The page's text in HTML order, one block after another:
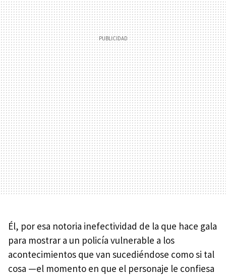
Él, por esa notoria inefectividad de la que hace gala
para mostrar a un policía vulnerable a los
acontecimientos que van sucediéndose como si tal
cosa —el momento en que el personaje le confiesa